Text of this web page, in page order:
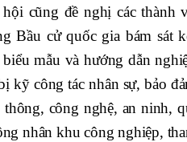
cũng đề nghị các thành
Bầu cử quốc gia bám sát
mẫu và hướng dẫn
kỹ công tác nhân sự, bảo
thông, công nghệ, an ninh,
nhân khu công nghiệp,